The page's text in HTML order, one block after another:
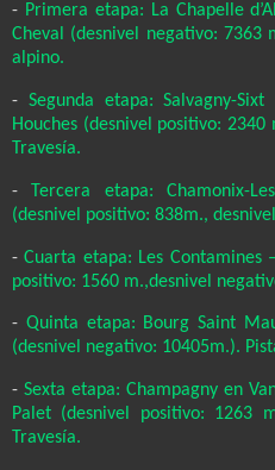
- Primera etapa: La Chapelle
Cheval (desnivel negativo: 7363
alpino.
- Segunda etapa: Salvagny-
Houches (desnivel positivo:
Travesía.
-
Tercera etapa: Chamonix-
(desnivel positivo: 838m.,
-Cuarta etapa: Les Contamines
positivo: 1560 m.,desnivel
- Quinta etapa: Bourg Saint
(desnivel negativo: 10405m.).
- Sexta etapa: Champagny en
Palet (desnivel positivo: 1263
Travesía.